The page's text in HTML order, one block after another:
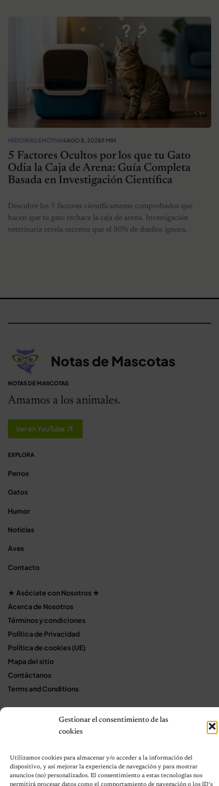
Gestionar el consentimiento de las
cookies
Utilizamos cookies para almacenar y/o acceder a la información del
dispositivo, y así mejorar la experiencia de navegación y para mostrar
anuncios (no) personalizados. El consentimiento a estas tecnologías nos
permitirá procesar datos como el comportamiento de navegación o los ID's
HISTORIAS EMOTIVASAGO 8, 20259 MIN
5 Factores Ocultos por los que tu Gato
Odia la Caja de Arena: Guía Completa
Basada en Investigación Científica
Descubre los 5 factores científicamente comprobados que
hacen que tu gato rechace la caja de arena. Investigación
veterinaria revela secretos que el 80% de dueños ignora.
Notas de Mascotas
NOTAS DE MASCOTAS
Amamos a los animales.
Ver en YouTube
EXPLORA
Perros
Gatos
Humor
Noticias
Aves
Contacto
★ Asóciate con Nosotros ★
Acerca de Nosotros
Términos y condiciones
Política de Privacidad
Política de cookies (UE)
Mapa del sitio
Contáctanos
Terms and Conditions
© 2026 Notas de Mascotas